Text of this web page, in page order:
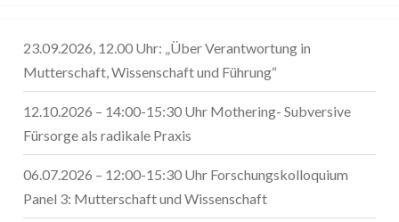
23.09.2026, 12.00 Uhr: „Über Verantwortung in
Mutterschaft, Wissenschaft und Führung“
12.10.2026 – 14:00-15:30 Uhr Mothering- Subversive
Fürsorge als radikale Praxis
06.07.2026 – 12:00-15:30 Uhr Forschungskolloquium
Panel 3: Mutterschaft und Wissenschaft